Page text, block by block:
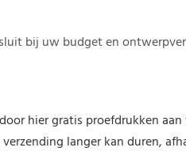
bij uw budget en
hier gratis proefdrukken
langer kan duren,